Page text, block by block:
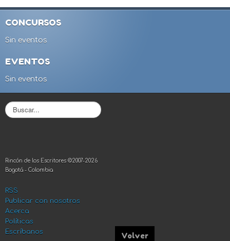
CONCURSOS
Sin eventos
EVENTOS
Sin eventos
B
u
r
.
.
Rincón de los Escritores ©2007-2026
Bogotá - Colombia
RSS
Publicar con nosotros
Acerca
Políticas
Escríbanos
Volver